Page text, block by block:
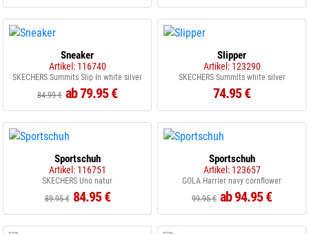
Sneaker
Artikel: 116740
SKECHERS Summits Slip In white silver
84.99 € ab 79.95 €
Slipper
Artikel: 123290
SKECHERS Summits white silver
74.95 €
Sportschuh
Artikel: 116751
SKECHERS Uno natur
89.95 € 84.95 €
Sportschuh
Artikel: 123657
GOLA Harrier navy cornflower
99.95 € ab 94.95 €